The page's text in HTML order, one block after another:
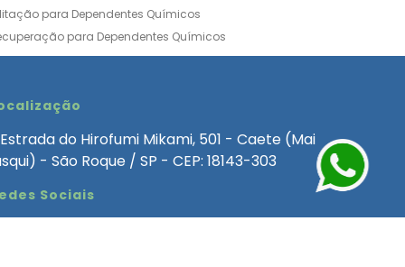
para Dependentes Químicos
para Dependentes Químicos
Convênio Médico SulAmérica
de Recuperação Alcoolismo
Clínica de Recuperação para Alcoólatra
Químicos
Clinica Dependencia Quimica
para Dependentes Quimicos
Químicos Particular
Estrada do Hirofumi Mikami, 501 - Caete (Mai
- São Roque / SP - CEP: 18143-303
Sociais